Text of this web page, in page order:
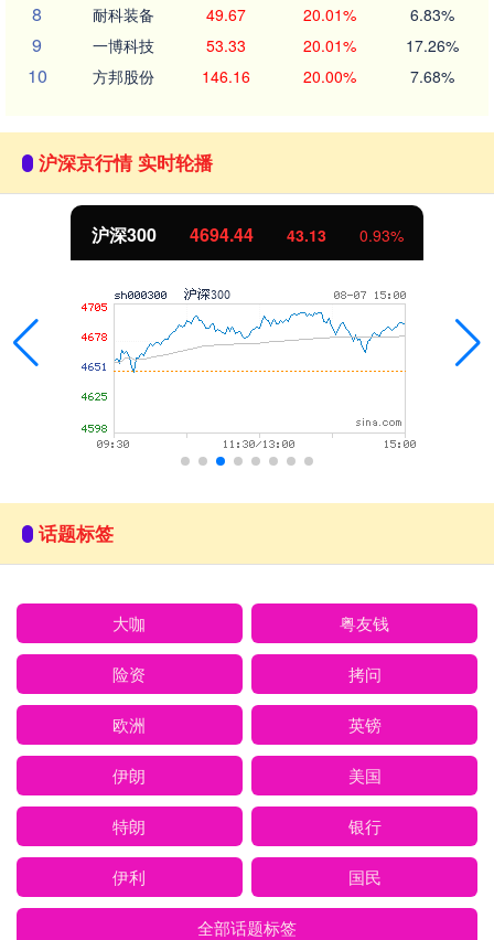
8 耐科装备 49.67 20.01% 6.83%
9 一博科技 53.33 20.01% 17.26%
10 方邦股份 146.16 20.00% 7.68%
沪深京行情 实时轮播
北证50 1134.24 11.37 1.01%
话题标签
大咖 粤友钱
险资 拷问
欧洲 英镑
伊朗 美国
特朗 银行
伊利 国民
全部话题标签